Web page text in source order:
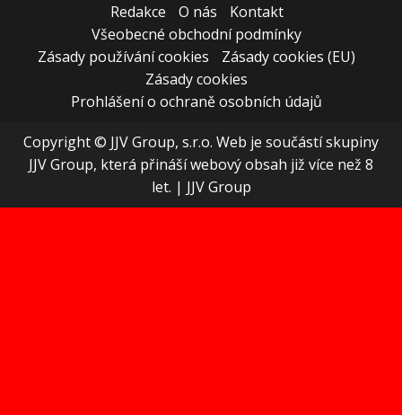
Redakce
O nás
Kontakt
Všeobecné obchodní podmínky
Zásady používání cookies
Zásady cookies (EU)
Zásady cookies
Prohlášení o ochraně osobních údajů
Copyright © JJV Group, s.r.o. Web je součástí skupiny
JJV Group, která přináší webový obsah již více než 8
let. | JJV Group